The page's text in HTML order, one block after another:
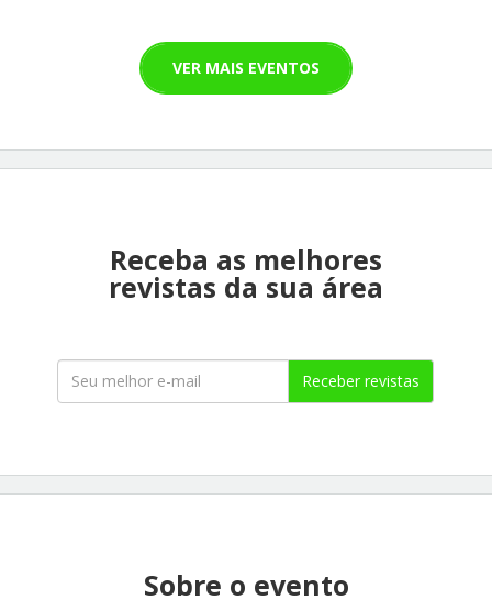
VER MAIS EVENTOS
Receba as melhores
revistas da sua área
Receber revistas
Sobre o evento